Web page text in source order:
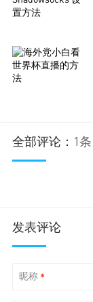
全部评论： 1条
发表评论
昵称 *